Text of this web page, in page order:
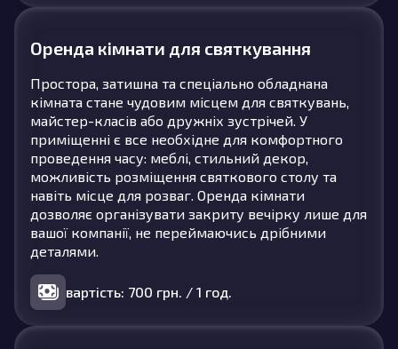
Оренда кімнати для святкування
Простора, затишна та спеціально обладнана
кімната стане чудовим місцем для святкувань,
майстер-класів або дружніх зустрічей. У
приміщенні є все необхідне для комфортного
проведення часу: меблі, стильний декор,
можливість розміщення святкового столу та
навіть місце для розваг. Оренда кімнати
дозволяє організувати закриту вечірку лише для
вашої компанії, не переймаючись дрібними
деталями.
вартість: 700 грн. / 1 год.